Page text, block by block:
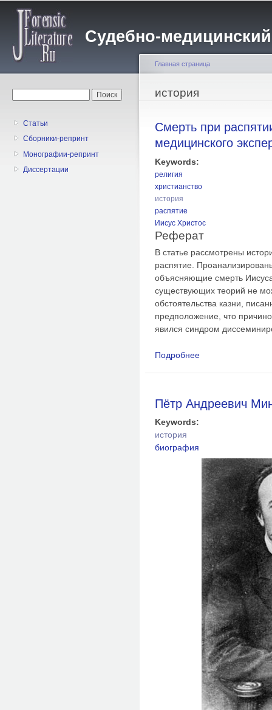
Судебно-
Статьи
Сборники-репринт
Монографии-репринт
Диссертации
Вы здесь
Главная страница
история
Смерть при
медицинского
Keywords:
религия
христианство
история
распятие
Иисус Христос
Реферат
В статье рассмотрены
распятие.
объясняющие смерть
существующих теорий не
обстоятельства казни,
предположение, что
явился синдром
Подробнее
Пётр Андреевич
Keywords:
история
биография